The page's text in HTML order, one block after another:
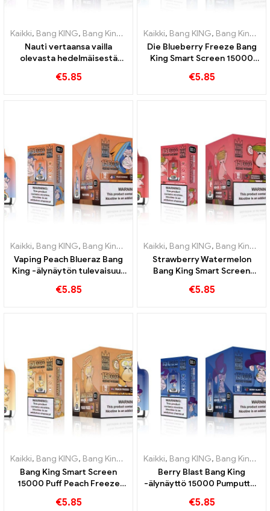
Kaikki, Bang KING, Bang King Smart Screen 15000 Pullistaa ,
Nauti vertaansa vailla
olevasta hedelmäisestä
Grape Jelly Bang King Smart
€5.85
Kaikki, Bang KING, Bang King Smart Screen 15000 Pullistaa
Die Blueberry Freeze Bang
King Smart Screen 15000
€5.85
Kaikki, Bang KING, Bang King Smart Screen 15000 Pullistaa ,
Vaping Peach Blueraz Bang
King -älynäytön tulevaisuus
€5.85
Kaikki, Bang KING, Bang King Smart Screen 15000 Pullistaa
Strawberry Watermelon
Bang King Smart Screen
rentouttavasta nautinnosta
€5.85
Kaikki, Bang KING, Bang King Smart Screen 15000 Pullistaa ,
Bang King Smart Screen
15000 Puff Peach Freeze
sähkösavukkeet
€5.85
Kaikki, Bang KING, Bang King Smart Screen 15000 Pullistaa
Berry Blast Bang King
-älynäyttö 15000 Pumputtaa
kertakäyttöistä e-savuketta
€5.85